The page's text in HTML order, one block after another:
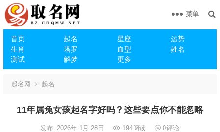
首页 起名 星座
运势
生肖
塔罗 血型
姓名
测试
解梦 更多
菜单
起名网 起名
11年属兔女孩起名字好吗？这些要点你不能忽略
发布: 2026年 1月 28日 194阅读 0评论